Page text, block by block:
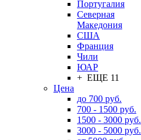
Португалия
Северная
Македония
США
Франция
Чили
ЮАР
+ ЕЩЕ 11
Цена
до 700 руб.
700 - 1500 руб.
1500 - 3000 руб.
3000 - 5000 руб.